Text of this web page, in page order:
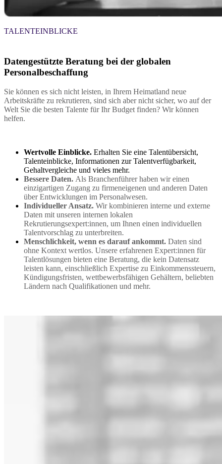
TALENTEINBLICKE
Datengestützte Beratung bei der globalen
Personalbeschaffung
Sie können es sich nicht leisten, in Ihrem Heimatland neue
Arbeitskräfte zu rekrutieren, sind sich aber nicht sicher, wo auf der
Welt Sie die besten Talente für Ihr Budget finden? Wir können
helfen.
Wertvolle Einblicke. Erhalten Sie eine Talentübersicht,
Talenteinblicke, Informationen zur Talentverfügbarkeit,
Gehaltvergleiche und vieles mehr.
Bessere Daten. Als Branchenführer haben wir einen
einzigartigen Zugang zu firmeneigenen und anderen Daten
über Entwicklungen im Personalwesen.
Individueller Ansatz. Wir kombinieren interne und externe
Daten mit unseren internen lokalen
Rekrutierungsexpert:innen, um Ihnen einen individuellen
Talentvorschlag zu unterbreiten.
Menschlichkeit, wenn es darauf ankommt. Daten sind
ohne Kontext wertlos. Unsere erfahrenen Expert:innen für
Talentlösungen bieten eine Beratung, die kein Datensatz
leisten kann, einschließlich Expertise zu Einkommenssteuern,
Kündigungsfristen, wettbewerbsfähigen Gehältern, beliebten
Ländern nach Qualifikationen und mehr.